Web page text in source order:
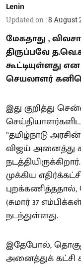
Lenin
Updated on :8 August
மேகதாது ,
திருப்பவே
கூட்டியுள்ளது
செயலாளர்
இது குறித்து
”தமிழ்நாடு
விஜய் அனைத்து
முக்கிய
(சுமார் 37
நடந்துள்ளது.
இதேபோல்,
அனைத்துக்